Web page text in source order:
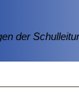
der